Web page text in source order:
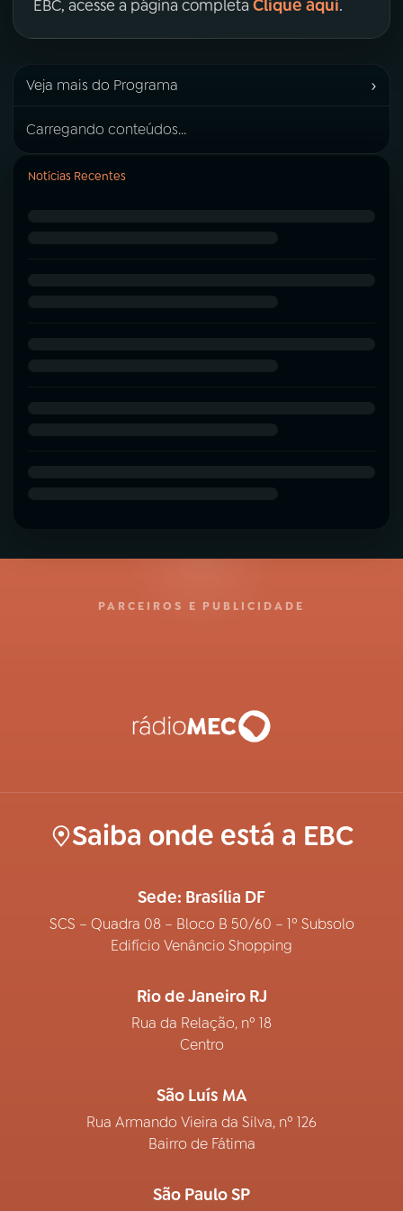
EBC, acesse a página completa Clique aqui.
Veja mais do Programa ›
Carregando conteúdos...
Notícias Recentes
PARCEIROS E PUBLICIDADE
Saiba onde está a EBC
Sede: Brasília DF
SCS – Quadra 08 – Bloco B 50/60 – 1º Subsolo
Edifício Venâncio Shopping
Rio de Janeiro RJ
Rua da Relação, nº 18
Centro
São Luís MA
Rua Armando Vieira da Silva, nº 126
Bairro de Fátima
São Paulo SP